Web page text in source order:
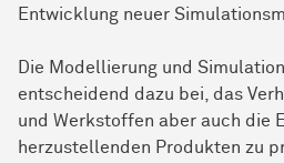
Entwicklung neuer
Die Modellierung und
entscheidend dazu bei, das
und Werkstoffen aber auch die
herzustellenden Produkten zu